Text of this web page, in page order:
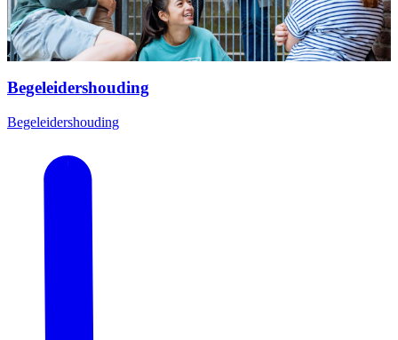
Begeleidershouding
Begeleidershouding